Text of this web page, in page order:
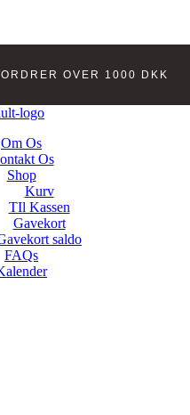
OVER 1000 DKK
Om Os
Os
Shop
Kurv
TIl Kassen
Gavekort
saldo
FAQs